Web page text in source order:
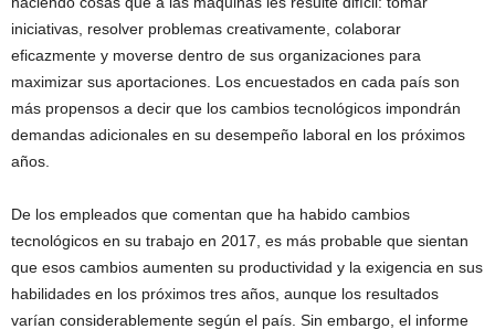
iniciativas, resolver problemas creativamente, colaborar
eficazmente y moverse dentro de sus organizaciones para
maximizar sus aportaciones. Los encuestados en cada país son
más propensos a decir que los cambios tecnológicos impondrán
demandas adicionales en su desempeño laboral en los próximos
años.
De los empleados que comentan que ha habido cambios
tecnológicos en su trabajo en 2017, es más probable que sientan
que esos cambios aumenten su productividad y la exigencia en sus
habilidades en los próximos tres años, aunque los resultados
varían considerablemente según el país. Sin embargo, el informe